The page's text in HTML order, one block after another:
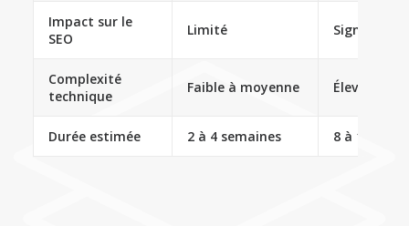
Impact sur le
SEO
Limité Significatif
Complexité
technique
Faible à moyenne Élevée
Durée estimée 2 à 4 semaines 8 à 12